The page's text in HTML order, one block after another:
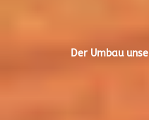
Der Umbau